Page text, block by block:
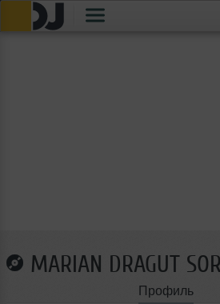
MARIAN DRAGUT
Профиль